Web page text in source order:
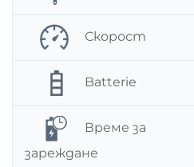
Скорост
Batterie
Време за
зареждане